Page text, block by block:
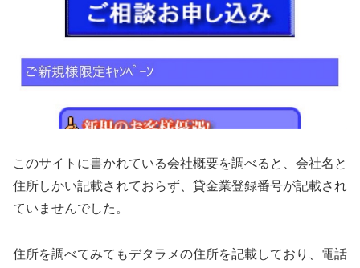
このサイトに書かれている会社概要を調べると、会社名と
住所しかい記載されておらず、貸金業登録番号が記載され
ていませんでした。
住所を調べてみてもデタラメの住所を記載しており、電話